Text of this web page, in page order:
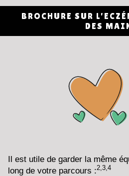
BROCHURE SUR
DES
Il est utile de garder la même
long de votre parcours :2,3,4